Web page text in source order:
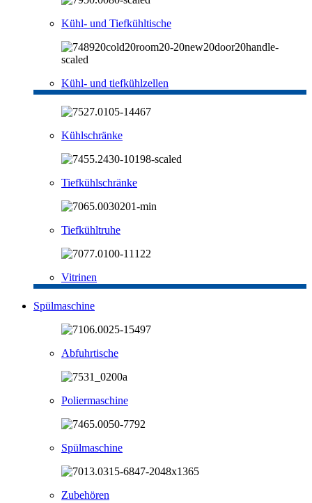
Kühl- und Tiefkühltische
Kühl- und tiefkühlzellen
Kühlschränke
Tiefkühlschränke
Tiefkühltruhe
Vitrinen
Spülmaschine
Abfuhrtische
Poliermaschine
Spülmaschine
Zubehören